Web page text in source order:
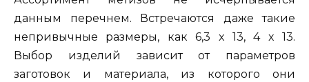
данным перечнем. Встречаются даже такие
непривычные размеры, как 6,3 x 13, 4 x 13.
Выбор изделий зависит от параметров
заготовок и материала, из которого они